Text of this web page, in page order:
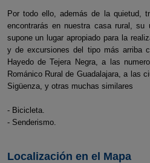
Por todo ello, además de la quietud,
encontrarás en nuestra casa rural,
supone un lugar apropiado para la
y de excursiones del tipo más arriba
Hayedo de Tejera Negra, a las
Románico Rural de Guadalajara, a las
Sigüenza, y otras muchas similares
- Bicicleta.
- Senderismo.
Localización en el Mapa